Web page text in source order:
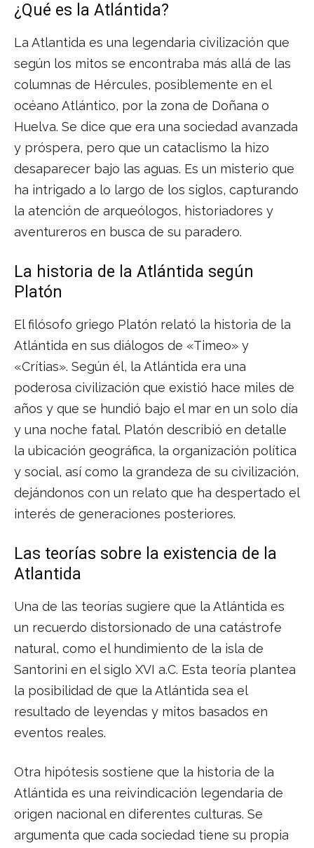
¿Qué es la Atlántida?
La Atlantida es una legendaria civilización que
según los mitos se encontraba más allá de las
columnas de Hércules, posiblemente en el
océano Atlántico, por la zona de Doñana o
Huelva. Se dice que era una sociedad avanzada
y próspera, pero que un cataclismo la hizo
desaparecer bajo las aguas. Es un misterio que
ha intrigado a lo largo de los siglos, capturando
la atención de arqueólogos, historiadores y
aventureros en busca de su paradero.
La historia de la Atlántida según
Platón
El filósofo griego Platón relató la historia de la
Atlántida en sus diálogos de «Timeo» y
«Crítias». Según él, la Atlántida era una
poderosa civilización que existió hace miles de
años y que se hundió bajo el mar en un solo día
y una noche fatal. Platón describió en detalle
la ubicación geográfica, la organización política
y social, así como la grandeza de su civilización,
dejándonos con un relato que ha despertado el
interés de generaciones posteriores.
Las teorías sobre la existencia de la
Atlantida
Una de las teorías sugiere que la Atlántida es
un recuerdo distorsionado de una catástrofe
natural, como el hundimiento de la isla de
Santorini en el siglo XVI a.C. Esta teoría plantea
la posibilidad de que la Atlántida sea el
resultado de leyendas y mitos basados en
eventos reales.
Otra hipótesis sostiene que la historia de la
Atlántida es una reivindicación legendaria de
origen nacional en diferentes culturas. Se
argumenta que cada sociedad tiene su propia